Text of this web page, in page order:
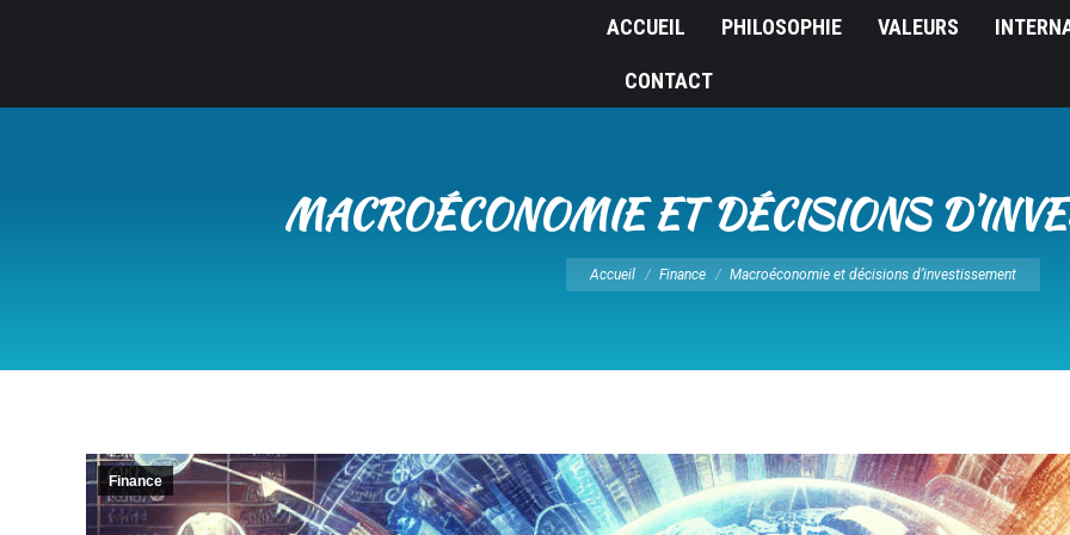
ACCUEIL PHILOSOPHIE VALEURS
CONTACT
MACROÉCONOMIE ET DÉCISIONS
Vous êtes ici :
Accueil Finance Macroéconomie et décisions d’investissement
Finance